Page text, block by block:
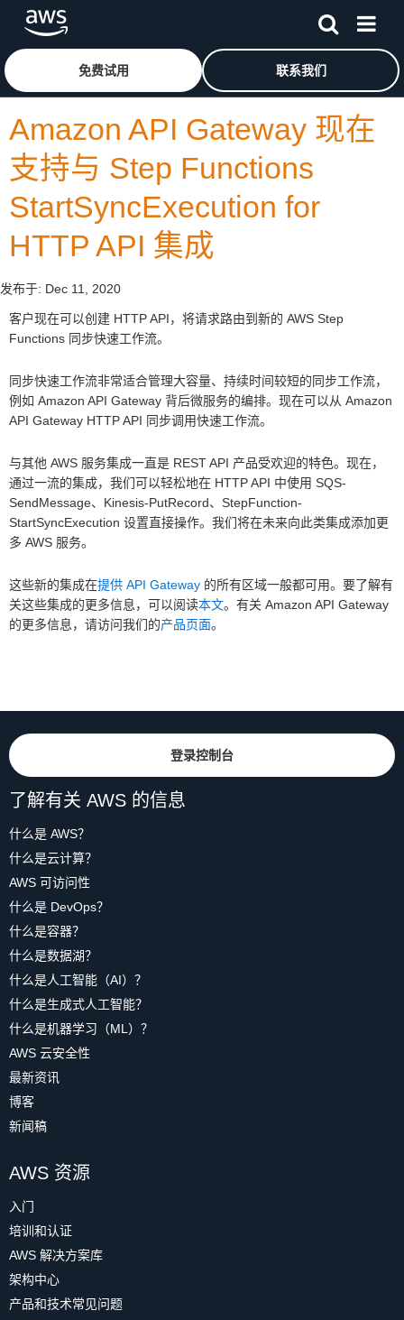
跳至主要内容
免费试用 联系我们
Amazon API Gateway 现在
支持与 Step Functions
StartSyncExecution for
HTTP API 集成
发布于: Dec 11, 2020
客户现在可以创建 HTTP API，将请求路由到新的 AWS Step
Functions 同步快速工作流。
同步快速工作流非常适合管理大容量、持续时间较短的同步工作流，
例如 Amazon API Gateway 背后微服务的编排。现在可以从 Amazon
API Gateway HTTP API 同步调用快速工作流。
与其他 AWS 服务集成一直是 REST API 产品受欢迎的特色。现在，
通过一流的集成，我们可以轻松地在 HTTP API 中使用 SQS-
SendMessage、Kinesis-PutRecord、StepFunction-
StartSyncExecution 设置直接操作。我们将在未来向此类集成添加更
多 AWS 服务。
这些新的集成在提供 API Gateway 的所有区域一般都可用。要了解有
关这些集成的更多信息，可以阅读本文。有关 Amazon API Gateway
的更多信息，请访问我们的产品页面。
登录控制台
了解有关 AWS 的信息
什么是 AWS？
什么是云计算？
AWS 可访问性
什么是 DevOps？
什么是容器？
什么是数据湖？
什么是人工智能（AI）？
什么是生成式人工智能？
什么是机器学习（ML）？
AWS 云安全性
最新资讯
博客
新闻稿
AWS 资源
入门
培训和认证
AWS 解决方案库
架构中心
产品和技术常见问题